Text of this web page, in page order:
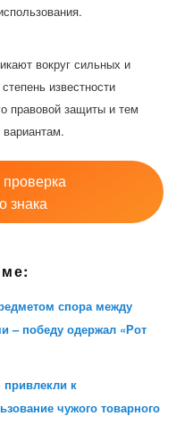
вокруг сильных и
известности
правовой защиты и тем
знака
спора между
– победу одержал «Рот
привлекли к
чужого товарного